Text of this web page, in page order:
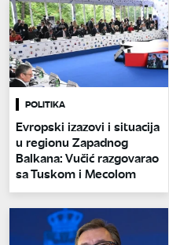
POLITIKA
Evropski izazovi i situacija
u regionu Zapadnog
Balkana: Vučić razgovarao
sa Tuskom i Mecolom